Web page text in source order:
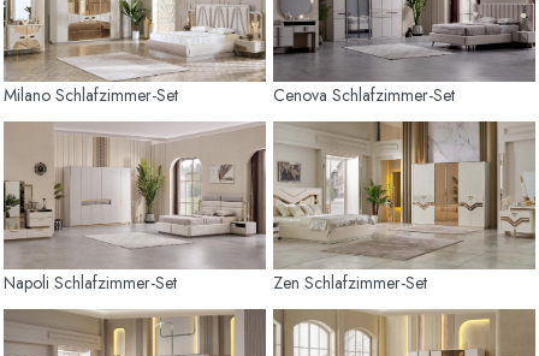
Milano Schlafzimmer-Set Cenova Schlafzimmer-Set
Napoli Schlafzimmer-Set Zen Schlafzimmer-Set